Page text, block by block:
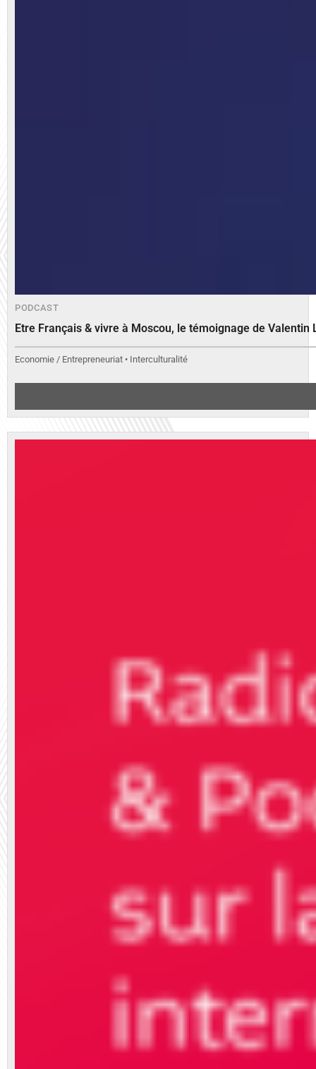
PODCAST
Etre Français & vivre à Moscou, le témoignage de Valentin
Economie / Entrepreneuriat • Interculturalité